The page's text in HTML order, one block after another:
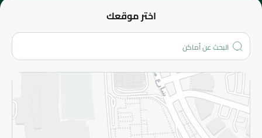
اختر موقعك
من نحن؟
الفروع
المزيد
الاسترجاع
سياسة الاستخدام
سياسة الخصوصية
قم بالتسجيل للنشرة